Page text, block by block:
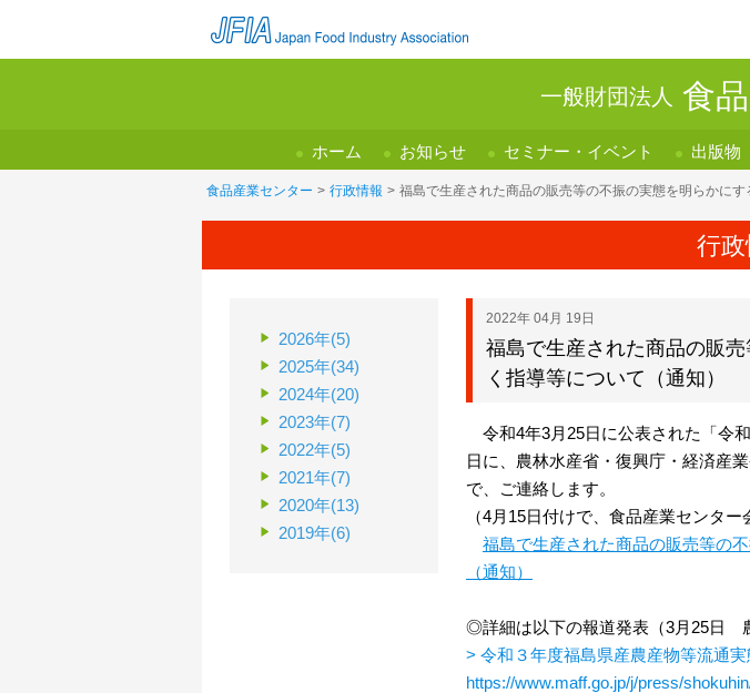
一般財団法人 食
ホーム お知らせ セミナー・イベント 出版物
食品産業センター > 行政情報 > 福島で生産された商品の販売等の不振の実態を明らかに
行
2026年(5)
2025年(34)
2024年(20)
2023年(7)
2022年(5)
2021年(7)
2020年(13)
2019年(6)
2022年 04月 19日
福島で生産された商品の販
く指導等について（通知）
令和4年3月25日に公表された「令
日に、農林水産省・復興庁・経済産
で、ご連絡します。
（4月15日付けで、食品産業センタ
福島で生産された商品の販売等の
（通知）
◎詳細は以下の報道発表（3月25日
> 令和３年度福島県産農産物等流通
https://www.maff.go.jp/j/press/